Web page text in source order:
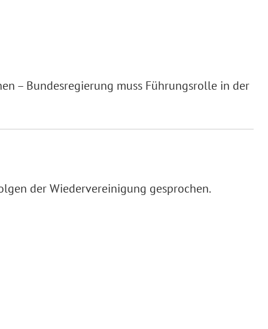
– Bundesregierung muss Führungsrolle in der
der Wiedervereinigung gesprochen.